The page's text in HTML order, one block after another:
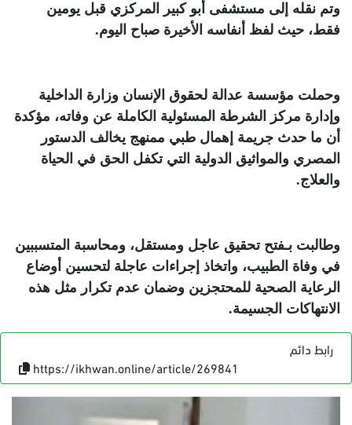
وتم نقله إلى مستشفى أبو كبير المركزي قبل يومين
فقط، حيث لفظ أنفاسه الأخيرة صباح اليوم.
وحملت مؤسسة عدالة لحقوق الإنسان وزارة الداخلية
وإدارة مركز الشرطة المسئولية الكاملة عن وفاته، مؤكدة
أن ما حدث جريمة إهمال طبي ممنهج يخالف الدستور
المصري والمواثيق الدولية التي تكفل الحق في الحياة
والعلاج.
وطالبت بـفتح تحقيق عاجل ومستقل، ومحاسبة المتسببين
في وفاة الطبيب، واتخاذ إجراءات عاجلة لتحسين أوضاع
الرعاية الصحية للمحتجزين وضمان عدم تكرار مثل هذه
الانتهاكات الجسيمة.
رابط دائم
https://ikhwan.online/article/269841